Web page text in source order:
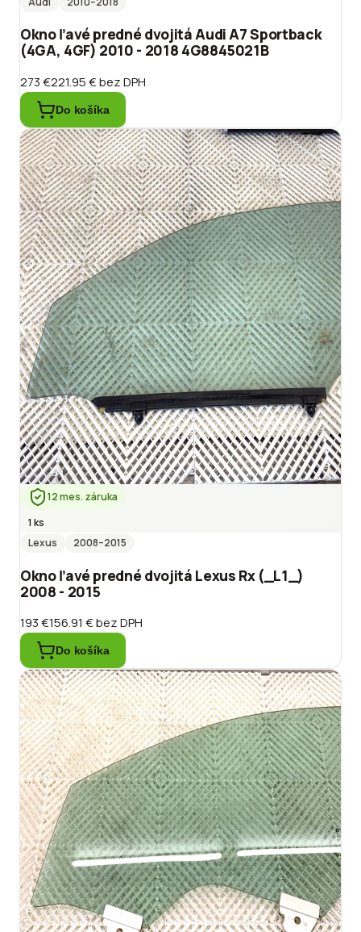
Okno ľavé predné dvojitá Audi A7 Sportback
(4GA, 4GF) 2010 - 2018 4G8845021B
273 €221.95 €bez DPH
Do košíka
12 mes. záruka
1 ks
Lexus
2008–2015
Okno ľavé predné dvojitá Lexus Rx (_L1_)
2008 - 2015
193 €156.91 €bez DPH
Do košíka